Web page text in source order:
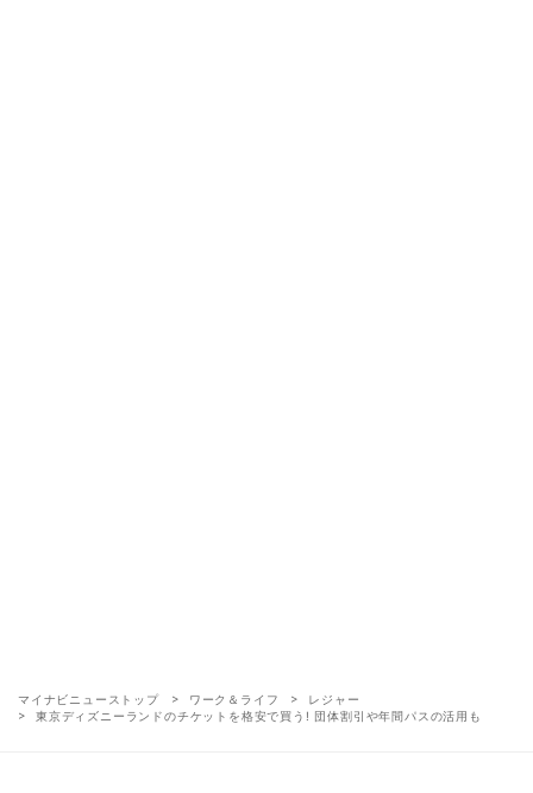
マイナビニューストップ ワーク＆ライフ
レジャー
東京ディズニーランドのチケットを格安で買う! 団体割引や年間パスの活用も